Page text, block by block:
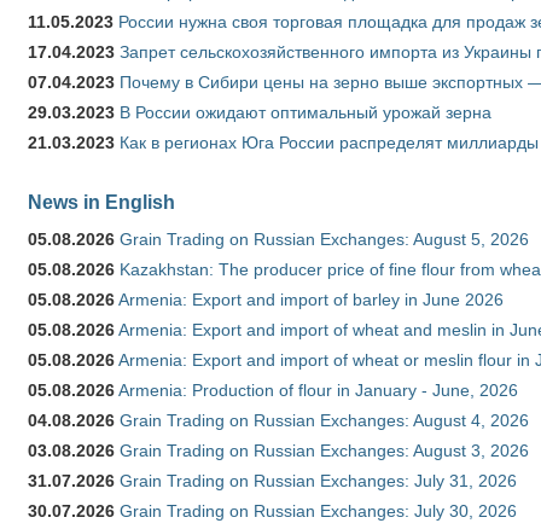
11.05.2023 России нужна своя торговая площадка для продаж
17.04.2023 Запрет сельскохозяйственного импорта из
07.04.2023 Почему в Сибири цены на зерно выше экспортных
29.03.2023 В России ожидают оптимальный урожай зерна
21.03.2023 Как в регионах Юга России распределят
News in English
05.08.2026 Grain Trading on Russian Exchanges: August 5, 2026
05.08.2026 Kazakhstan: The producer price of fine flour from
05.08.2026Armenia: Export and import of barley in June 2026
05.08.2026Armenia: Export and import of wheat and meslin in
05.08.2026Armenia: Export and import of wheat or meslin flour in
05.08.2026Armenia: Production of flour in January - June, 2026
04.08.2026 Grain Trading on Russian Exchanges: August 4, 2026
03.08.2026 Grain Trading on Russian Exchanges: August 3, 2026
31.07.2026 Grain Trading on Russian Exchanges: July 31, 2026
30.07.2026 Grain Trading on Russian Exchanges: July 30, 2026